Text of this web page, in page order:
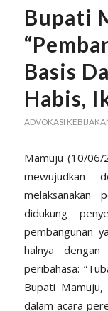
Bupati
Basis
Habis,
ADVOKASI
Mamuju (10/06/
mewujudkan
melaksanakan
didukung
pembangunan
halnya
peribahasa:
Bupati
dalam acara